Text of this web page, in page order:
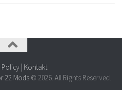
Policy Kontakt
22 Mods© 2026. All Rights Reserved.